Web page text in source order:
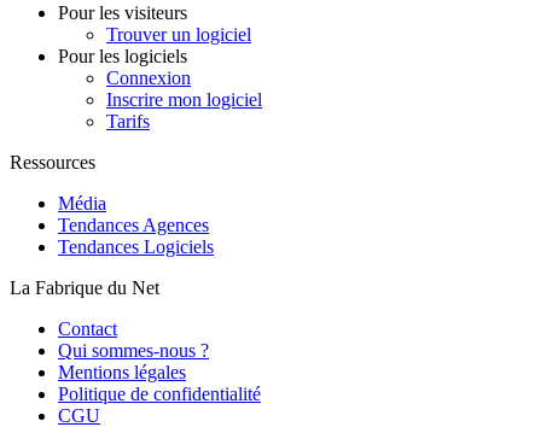
Pour les visiteurs
Trouver un logiciel
Pour les logiciels
Connexion
Inscrire mon logiciel
Tarifs
Ressources
Média
Tendances Agences
Tendances Logiciels
La Fabrique du Net
Contact
Qui sommes-nous ?
Mentions légales
Politique de confidentialité
CGU